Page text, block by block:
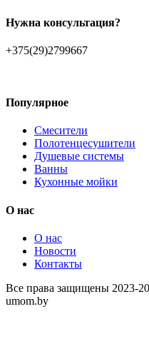
Нужна консультация?
+375(29)2799667
Популярное
Смесители
Полотенцесушители
Душевые системы
Ванны
Кухонные мойки
О нас
О нас
Новости
Контакты
Все права защищены 2023-
umom.by